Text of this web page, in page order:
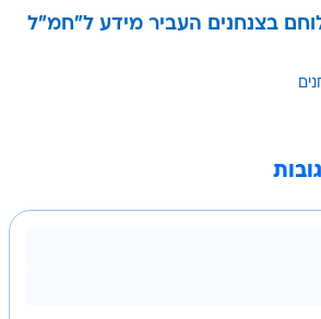
בצנחנים העביר מידע ל"חמ"ל